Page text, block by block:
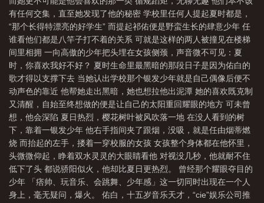
全文阅读 等一场盛夏在线阅读无弹窗 在盛夏等待着
有任何交集，直至她发现了他的秘密 学校里任何人提起夏时都是，
“那个长得特漂亮的好学生” 而提起祁佑便是野蛮生长的肆意少年 任
谁看他们都是八竿子打不着的关系 可就是这样的两人被撞见在楼梯
间里相拥 一向高傲的少年把头埋在女孩侧颈，声音微不可见：夏
时，你喜欢我好不好？ 夏时生命里最黑暗的那段日子是因为佑白的
歌才得以支撑下去 当她认出学校那个银发少年就是自己偶像后便不
动声色的靠近 他帮她走出黑暗，她也想拉他出泥潭 她的喜欢既克制
又清醒，自始至终想做的便是让自己的太阳重回耀眼的地方 可未曾
想，他会深陷 夏日热烈，樱花树叶被风吹落一地 在没人看到的树
下，靠着一银发少年 他右手指间夹了跟烟，没吸，就是任由烟蒂燃
烧 而抬起的左手，搂着一穿校服的女孩 女孩整个身体都在他怀里，
头微微仰起，睁着双水灵灵的大眼睛看他 对视没几秒，他就耐不住
低下了头 都说骄阳似火，他却比夏日更热烈。 曾经那个耀眼夺目的
少年 「痞帅、玩音乐、会跳舞、少年感」这一切同时出现在一个人
身上，毫无疑问，爆火。 佑白，十五岁音乐天才，“cie”娱乐公司推